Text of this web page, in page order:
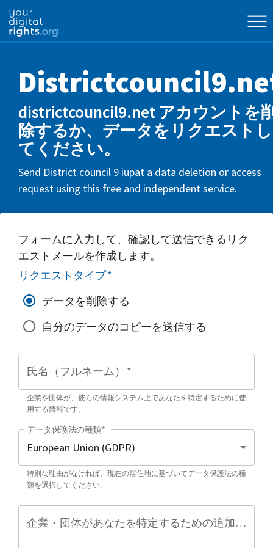
districtcouncil9.net アカウントを
除するか、データをリクエストし
てください。
Send District council 9 iupat a data deletion or access
request using this free and independent service.
フォームに入力して、確認して送信できるリク
エストメールを作成します。
リクエストタイプ*
データを削除する
自分のデータのコピーを送信する
氏名（フルネーム） *
企業や団体が、彼らの情報システム上であなたを特定するために使
用する情報です。
データ保護法の種類*
特別な理由がなければ、現在の居住地に基づいてデータ保護法の種
類を選択してください。
企業・団体があなたを特定するための追加情報（任意）